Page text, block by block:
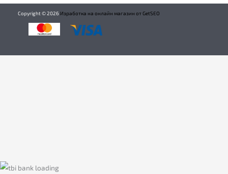
Copyright ©2026 Изработка на онлайн магазин от GetSEO